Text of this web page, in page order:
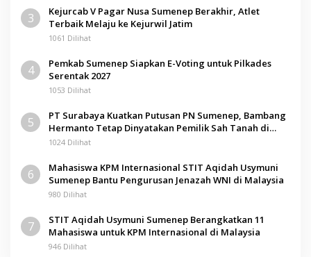
3
Kejurcab V Pagar Nusa Sumenep Berakhir, Atlet
Terbaik Melaju ke Kejurwil Jatim
1061 Dilihat
4
Pemkab Sumenep Siapkan E-Voting untuk Pilkades
Serentak 2027
1053 Dilihat
5
PT Surabaya Kuatkan Putusan PN Sumenep, Bambang
Hermanto Tetap Dinyatakan Pemilik Sah Tanah di
Pamolokan
1024 Dilihat
6
Mahasiswa KPM Internasional STIT Aqidah Usymuni
Sumenep Bantu Pengurusan Jenazah WNI di Malaysia
980 Dilihat
7
STIT Aqidah Usymuni Sumenep Berangkatkan 11
Mahasiswa untuk KPM Internasional di Malaysia
946 Dilihat